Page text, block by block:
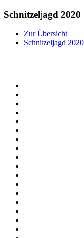
Schnitzeljagd 2020
Zur Übersicht
Schnitzeljagd 2020